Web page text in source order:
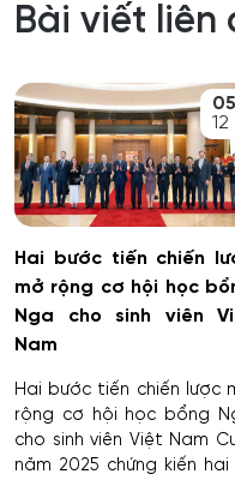
Bài viết liên
05
12
Hai bước tiến chiến
mở rộng cơ hội học
Nga cho sinh viên
Nam
Hai bước tiến chiến lược
rộng cơ hội học bổng
cho sinh viên Việt Nam
năm 2025 chứng kiến hai